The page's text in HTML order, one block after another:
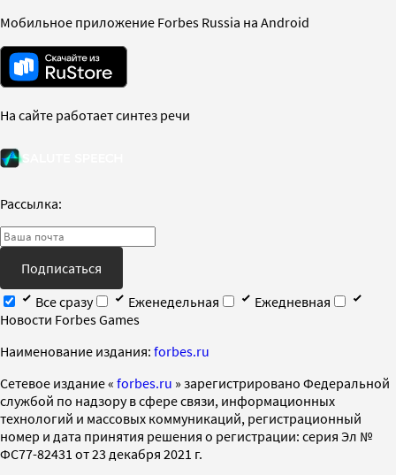
Мобильное приложение Forbes Russia на Android
На сайте работает синтез речи
Рассылка:
Подписаться
Все сразу
Еженедельная
Ежедневная
Новости Forbes Games
Наименование издания: forbes.ru
Cетевое издание « forbes.ru » зарегистрировано Федеральной
службой по надзору в сфере связи, информационных
технологий и массовых коммуникаций, регистрационный
номер и дата принятия решения о регистрации: серия Эл №
ФС77-82431 от 23 декабря 2021 г.